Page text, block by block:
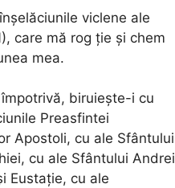
viclene ale
care mă rog ţie şi chem
mea.
biruieşte-i cu
Preasfintei
Apostoli, cu ale Sfântului
cu ale Sfântului Andrei
Eustaţie, cu ale